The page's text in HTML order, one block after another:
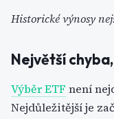
Historické výnosy
Největší
Výběr ETF není
Nejdůležitější je